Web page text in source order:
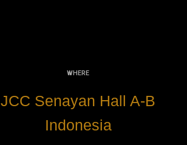
WHERE
JCC Senayan Hall A-B
Indonesia